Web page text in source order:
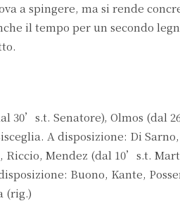
a spingere, ma si rende
il tempo per un secondo
30’s.t. Senatore), Olmos
A disposizione: Di
Riccio, Mendez (dal 10’s.t.
Buono, Kante,
(rig.)